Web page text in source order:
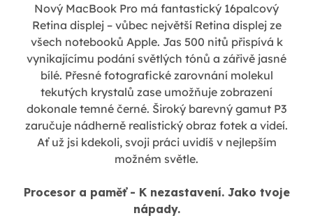
Nový MacBook Pro má fantastický 16palcový
Retina displej – vůbec největší Retina displej ze
všech notebooků Apple. Jas 500 nitů přispívá k
vynikajícímu podání světlých tónů a zářivě jasné
bílé. Přesné fotografické zarovnání molekul
tekutých krystalů zase umožňuje zobrazení
dokonale temné černé. Široký barevný gamut P3
zaručuje nádherně realistický obraz fotek a videí.
Ať už jsi kdekoli, svoji práci uvidíš v nejlepším
možném světle.
Procesor a paměť - K nezastavení. Jako tvoje
nápady.